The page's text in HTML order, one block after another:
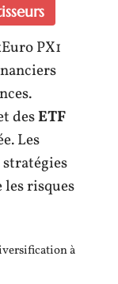
PX1
desETF
Les
risques
à